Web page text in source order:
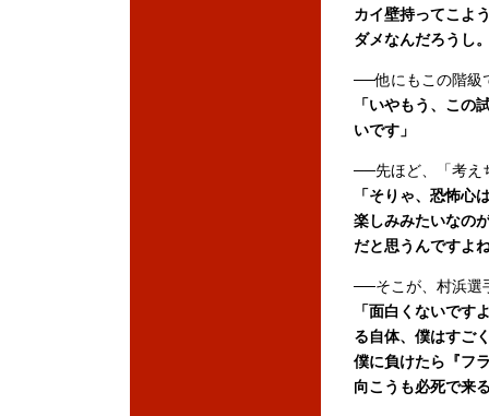
カイ壁持ってこよ
ダメなんだろうし
──他にもこの階級
「いやもう、この
いです」
──先ほど、「考え
「そりゃ、恐怖心
楽しみみたいなの
だと思うんですよ
──そこが、村浜
「面白くないです
る自体、僕はすご
僕に負けたら『フ
向こうも必死で来